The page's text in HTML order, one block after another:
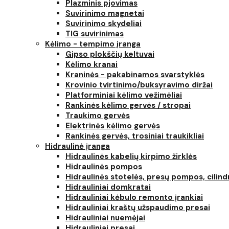
Plazminis pjovimas
Suvirinimo magnetai
Suvirinimo skydeliai
TIG suvirinimas
Kėlimo - tempimo įranga
Gipso plokščių keltuvai
Kėlimo kranai
Kraninės - pakabinamos svarstyklės
Krovinio tvirtinimo/buksyravimo diržai
Platforminiai kėlimo vežimėliai
Rankinės kėlimo gervės / stropai
Traukimo gervės
Elektrinės kėlimo gervės
Rankinės gervės, trosiniai traukikliai
Hidraulinė įranga
Hidraulinės kabelių kirpimo žirklės
Hidraulinės pompos
Hidraulinės stotelės, presų pompos,
Hidrauliniai domkratai
Hidrauliniai kėbulo remonto įrankiai
Hidrauliniai kraštų užspaudimo presai
Hidrauliniai nuemėjai